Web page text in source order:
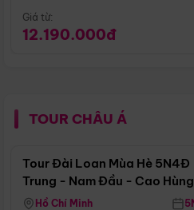
Giá từ:
12.190.000đ
TOUR CHÂU Á
Tour Đài Loan Mùa Hè
Trung - Nam Đầu - Cao
Hồ Chí Minh